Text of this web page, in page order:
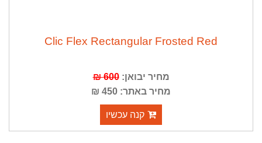
Clic Flex Rectangular Frosted Red
מחיר יבואן:600 ₪
מחיר באתר: 450 ₪
קנה עכשיו